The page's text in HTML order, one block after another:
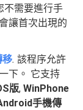
不需要進行手
讓首次出現的
移.該程序允許
下。 它支持
版,WinPhone
手機傳